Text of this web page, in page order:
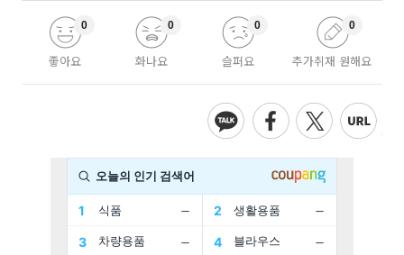
좋아요
0
화나요
0
슬퍼요
0
추가취재 원해요
0